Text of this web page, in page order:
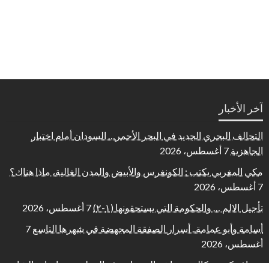
آخر الأخبار
التحالف البحري الجديد في البحر الأحمر… السودان أمام اختبار
الجاهزية 7 أغسطس، 2026
مكي المغربي يكتب : الكونغرس والأبيض والمدن الغالية، ماذا هناك؟
7 أغسطس، 2026
تأجيل الالم … والحكومة التي يستحقونها (١-٢)
7 أغسطس، 2026
أسامة وأبو عمامة.. أسرار الصفقة المجهضة في شهرها التاسع 7
أغسطس، 2026